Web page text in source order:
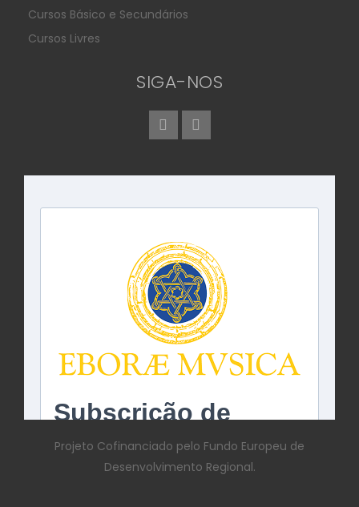
Cursos Básico e Secundários
Cursos Livres
SIGA-NOS
Projeto Cofinanciado pelo Fundo Europeu de
Desenvolvimento Regional.